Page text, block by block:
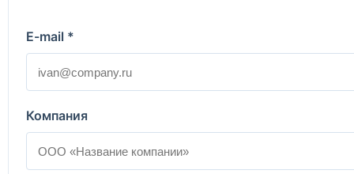
E-mail *
Компания